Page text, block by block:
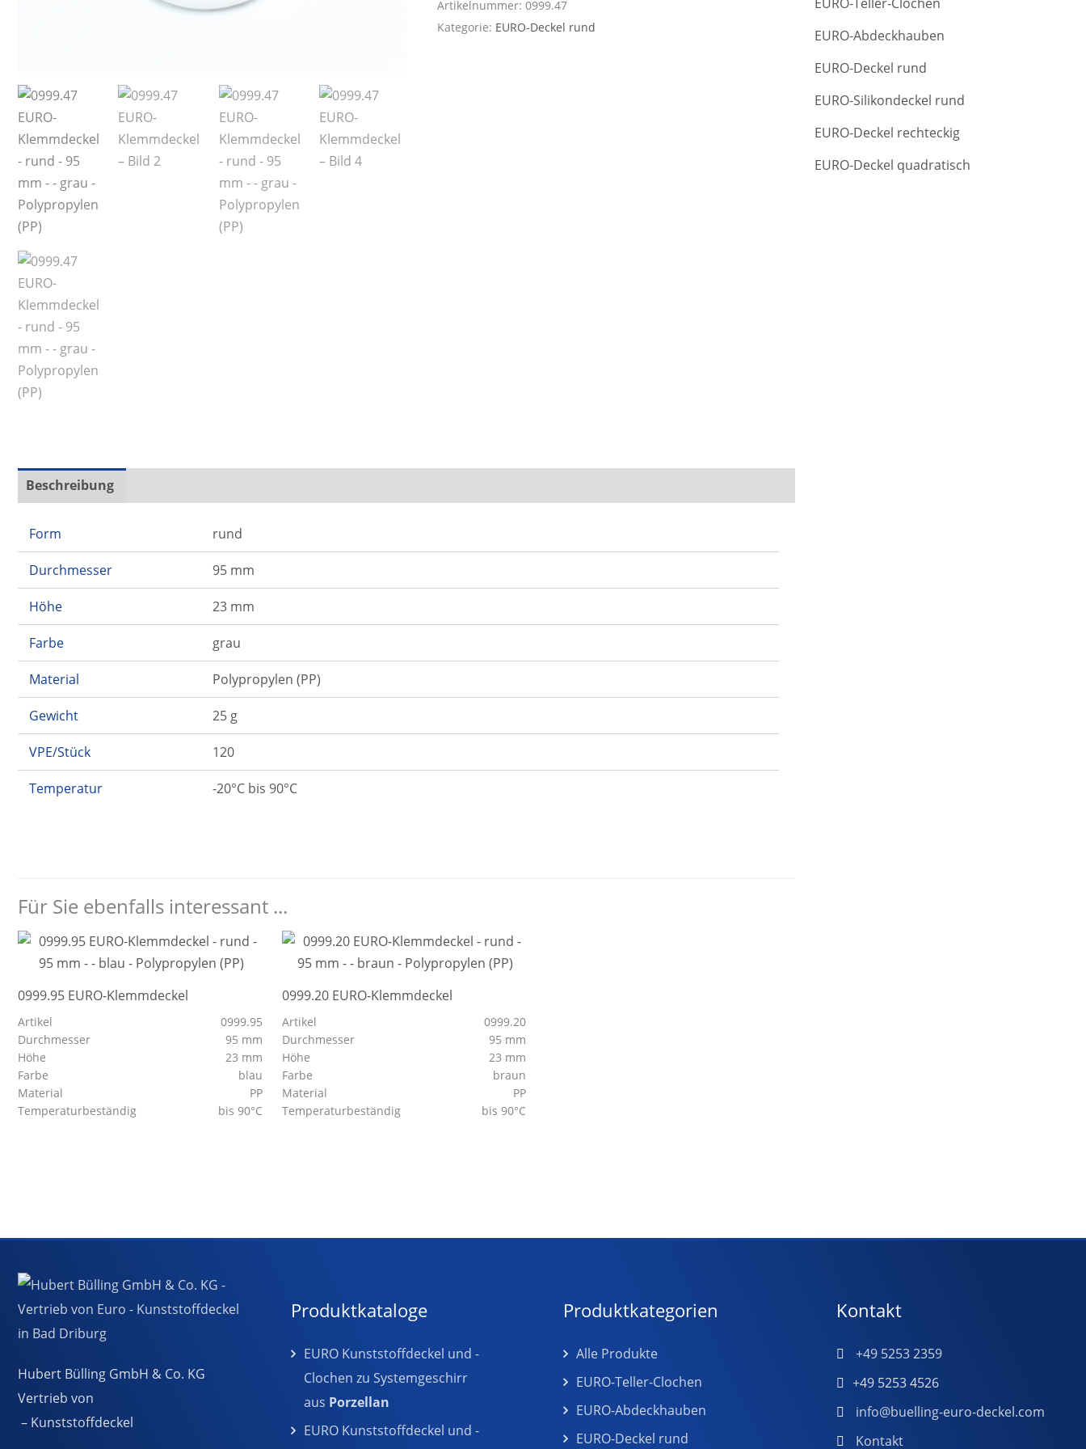
Artikelnummer:0999.47
Kategorie: EURO-Deckel rund
Beschreibung
Form rund
Durchmesser 95 mm
Höhe 23 mm
Farbe grau
Material Polypropylen (PP)
Gewicht 25 g
VPE/Stück 120
Temperatur -20°C bis 90°C
Für Sie ebenfalls interessant ...
0999.95 EURO-Klemmdeckel
Artikel
0999.95
Durchmesser
95 mm
Höhe
23 mm
Farbe
blau
Material
PP
Temperaturbeständig
bis 90°C
0999.20 EURO-Klemmdeckel
Artikel
0999.20
Durchmesser
95 mm
Höhe
23 mm
Farbe
braun
Material
PP
Temperaturbeständig
bis 90°C
r
h
EURO-Abdeckhauben
EURO-Deckel rund
EURO-Silikondeckel rund
EURO-Deckel rechteckig
EURO-Deckel quadratisch
Hubert Bülling GmbH & Co. KG
Vertrieb von
– Kunststoffdeckel
Produktkataloge
EURO Kunststoffdeckel und -
Clochen zu Systemgeschirr
aus Porzellan
EURO Kunststoffdeckel und -
Produktkategorien
Alle Produkte
EURO-Teller-Clochen
EURO-Abdeckhauben
EURO-Deckel rund
Kontakt
+49 5253 2359
+49 5253 4526
info@buelling-euro-deckel.com
Kontakt